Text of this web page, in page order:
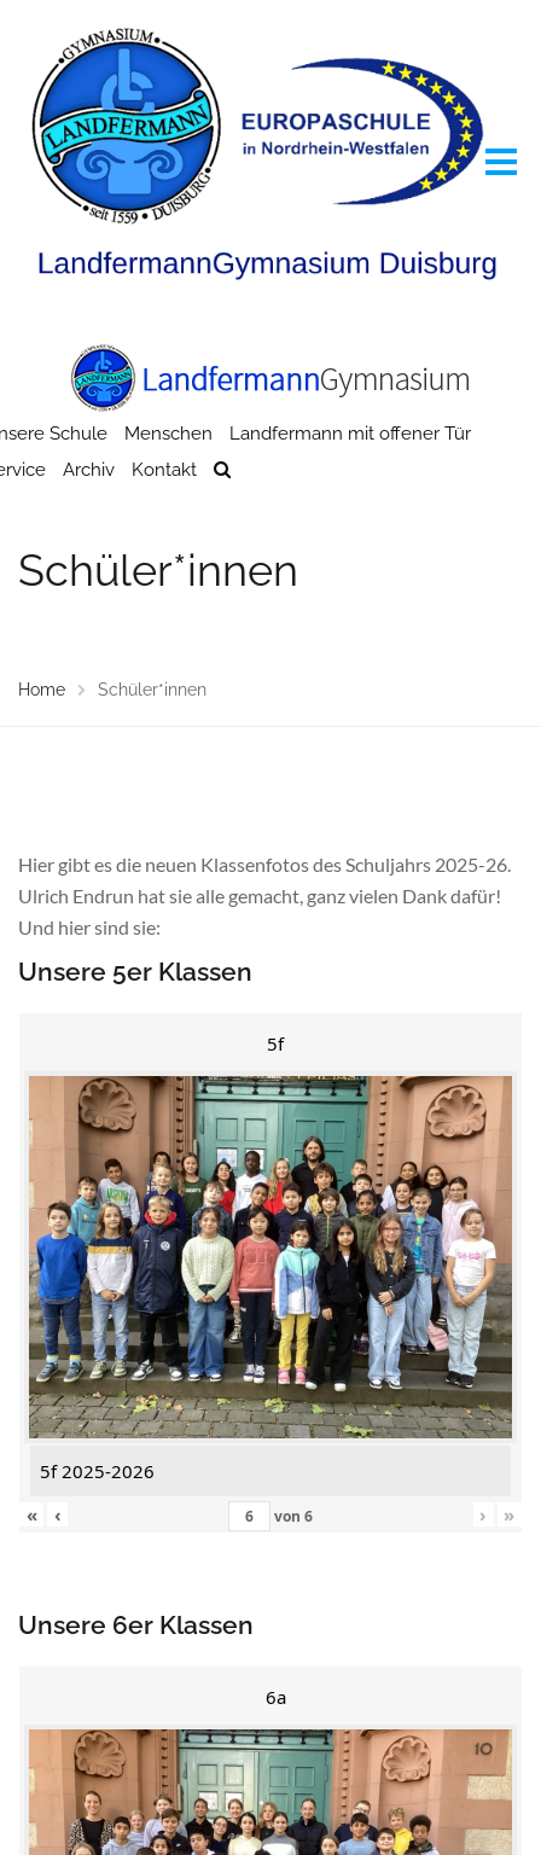
Schule Menschen
Landfermann mit offener Tür
Archiv Kontakt
Schüler*innen
Home Schüler*innen
Hier gibt es die neuen Klassenfotos des Schuljahrs 2025-26.
Ulrich Endrun hat sie alle gemacht, ganz vielen Dank dafür!
Und hier sind sie:
Unsere 5er Klassen
5f
5f 2025-2026
«
‹ von 6 › »
Unsere 6er Klassen
6a